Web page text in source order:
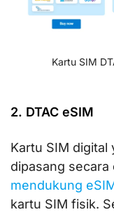
Kartu SIM
2. DTAC eSIM
Kartu SIM digital
dipasang secara
mendukung
kartu SIM fisik.